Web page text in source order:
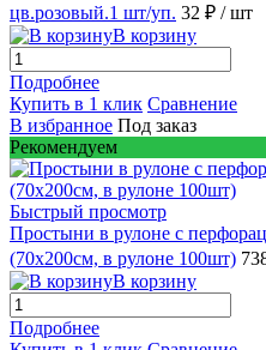
цв.розовый.1 шт/уп. 32 ₽ / шт
В корзину
Подробнее
Купить в 1 клик Сравнение
В избранное Под заказ
Рекомендуем
Быстрый просмотр
Простыни в рулоне с
(70х200см, в рулоне 100шт)
В корзину
Подробнее